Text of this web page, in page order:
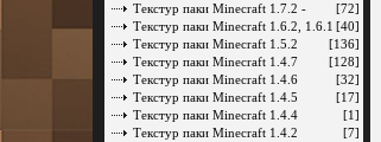
[72]
Текстур паки Minecraft 1.7.2 -
1.7.10
[40]
Текстур паки Minecraft 1.6.2, 1.6.1
[136]
Текстур паки Minecraft 1.5.2
[128]
Текстур паки Minecraft 1.4.7
[32]
Текстур паки Minecraft 1.4.6
[17]
Текстур паки Minecraft 1.4.5
[1]
Текстур паки Minecraft 1.4.4
[7]
Текстур паки Minecraft 1.4.2